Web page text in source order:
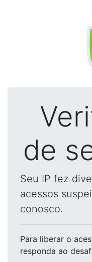
de
Seu IP fez
acessos
conosco.
Para liberar o
responda ao